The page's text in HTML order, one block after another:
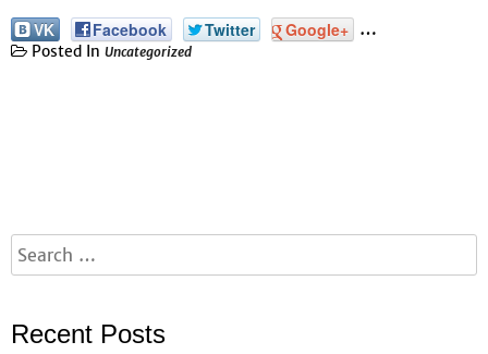
VK Facebook Twitter Google+ …
Posted In Uncategorized
Recent Posts